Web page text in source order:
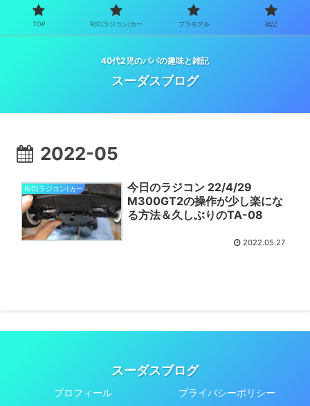
40代2児のパパの趣味と雑記
スーダスブログ
2022-05
R/C(ラジコン)カー
今日のラジコン 22/4/29
M300GT2の操作が少し楽にな
る方法＆久しぶりのTA-08
2022.05.27
スーダスブログ
プロフィール
プライバシーポリシー
TOP R/C(ラジコン)カー プラモデル 雑記